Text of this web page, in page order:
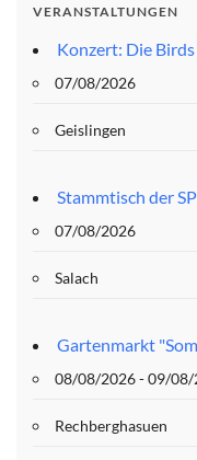
VERANSTALTUNGEN
Konzert: Die Birds
07/08/2026
Geislingen
Stammtisch der
07/08/2026
Salach
Gartenmarkt
08/08/2026 - 09/08/
Rechberghasuen